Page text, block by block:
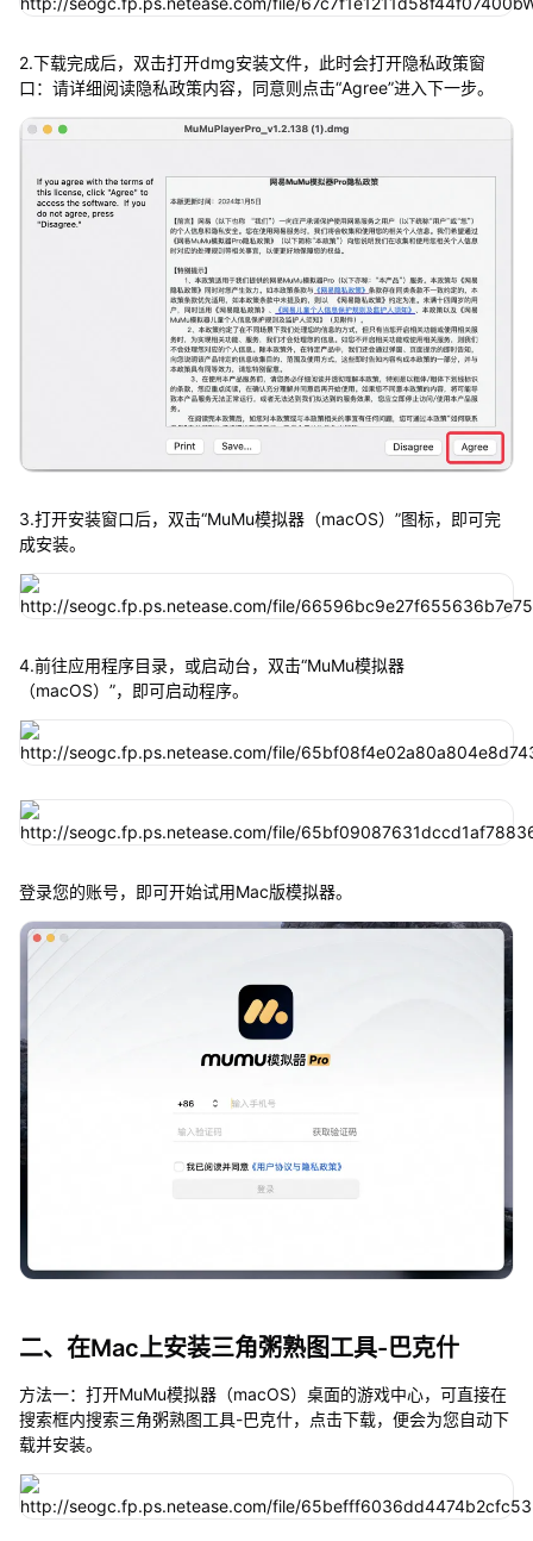
2.下载完成后，双击打开dmg安装文件，此时会打开隐私政策窗
口：请详细阅读隐私政策内容，同意则点击“Agree”进入下一步。
3.打开安装窗口后，双击“MuMu模拟器（macOS）”图标，即可完
成安装。
4.前往应用程序目录，或启动台，双击“MuMu模拟器
（macOS）”，即可启动程序。
登录您的账号，即可开始试用Mac版模拟器。
二、在Mac上安装三角粥熟图工具-巴克什
方法一：打开MuMu模拟器（macOS）桌面的游戏中心，可直接在
搜索框内搜索三角粥熟图工具-巴克什，点击下载，便会为您自动下
载并安装。